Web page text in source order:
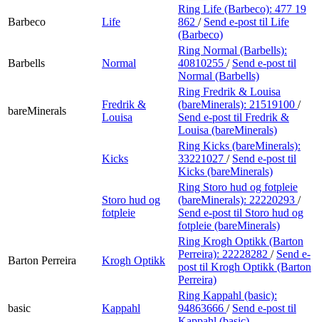
Barbeco Life
Ring Life (Barbeco): 477 19
862 / Send e-post til Life
(Barbeco)
Barbells Normal
Ring Normal (Barbells):
40810255 / Send e-post til
Normal (Barbells)
bareMinerals
Fredrik &
Louisa
Ring Fredrik & Louisa
(bareMinerals): 21519100 /
Send e-post til Fredrik &
Louisa (bareMinerals)
Kicks
Ring Kicks (bareMinerals):
33221027 / Send e-post til
Kicks (bareMinerals)
Storo hud og
fotpleie
Ring Storo hud og fotpleie
(bareMinerals): 22220293 /
Send e-post til Storo hud og
fotpleie (bareMinerals)
Barton Perreira Krogh Optikk
Ring Krogh Optikk (Barton
Perreira): 22228282 / Send e-
post til Krogh Optikk (Barton
Perreira)
basic Kappahl
Ring Kappahl (basic):
94863666 / Send e-post til